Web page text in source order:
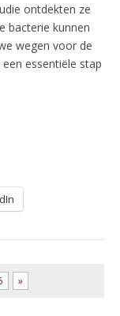
ontdekten ze
bacterie kunnen
wegen voor de
essentiële stap
»